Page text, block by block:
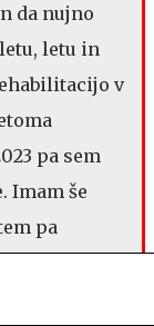
da nujno
letu in
v
pa sem
Imam še
pa
kako me